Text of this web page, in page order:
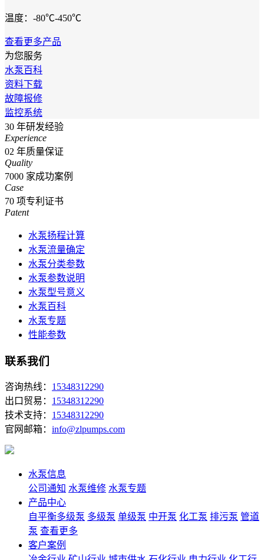
温度：-80℃-450℃
查看更多产品
为您服务
水泵百科
资料下载
故障报修
监控系统
30 年研发经验
Experience
02 年质量保证
Quality
7000 家成功案例
Case
70 项专利证书
Patent
水泵扬程计算
水泵流量确定
水泵分类参数
水泵参数说明
水泵型号意义
水泵百科
水泵专题
性能参数
联系我们
咨询热线： 15348312290
出口贸易： 15348312290
技术支持： 15348312290
官网邮箱： info@zlpumps.com
水泵信息
公司通知 水泵维修 水泵专题
产品中心
自平衡多级泵 多级泵 单级泵 中开泵 化工泵 排污泵 管道
泵 查看更多
客户案例